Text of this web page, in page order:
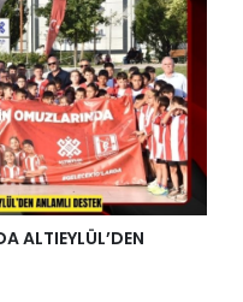
ALTIEYLÜL’DEN